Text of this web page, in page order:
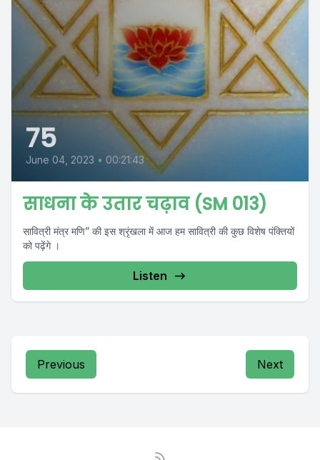
75
June 04, 2023 • 00:21:43
साधना के उतार चढ़ाव (SM 013)
सावित्री मंत्र मणि” की इस श्रृंखला में आज हम सावित्री की कुछ विशेष पंक्तियों
को पढ़ेंगे ।
Listen
Previous Next